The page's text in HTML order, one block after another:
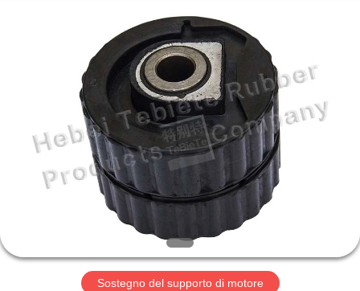
PRODOTTI
CIRCA
GIRO
Sostegno del supporto di motore